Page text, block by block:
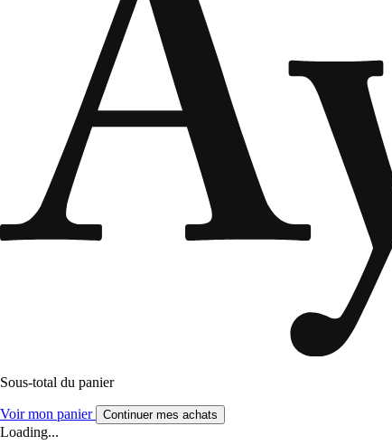
Sous-total du panier
Voir mon panier Continuer mes achats
Loading...